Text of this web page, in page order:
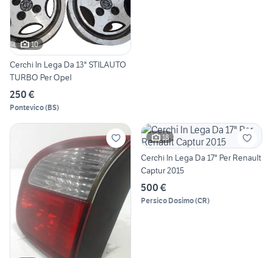
10
Cerchi In Lega Da 13" STILAUTO
TURBO Per Opel
250 €
Pontevico(BS)
18
Cerchi In Lega Da 17" Per Renault
Captur 2015
500 €
Persico Dosimo(CR)